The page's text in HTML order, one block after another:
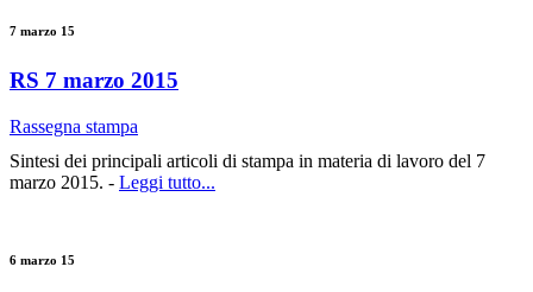
7 marzo 15
RS 7 marzo 2015
Rassegna stampa
Sintesi dei principali articoli di stampa in materia di lavoro del 7
marzo 2015. - Leggi tutto...
6 marzo 15